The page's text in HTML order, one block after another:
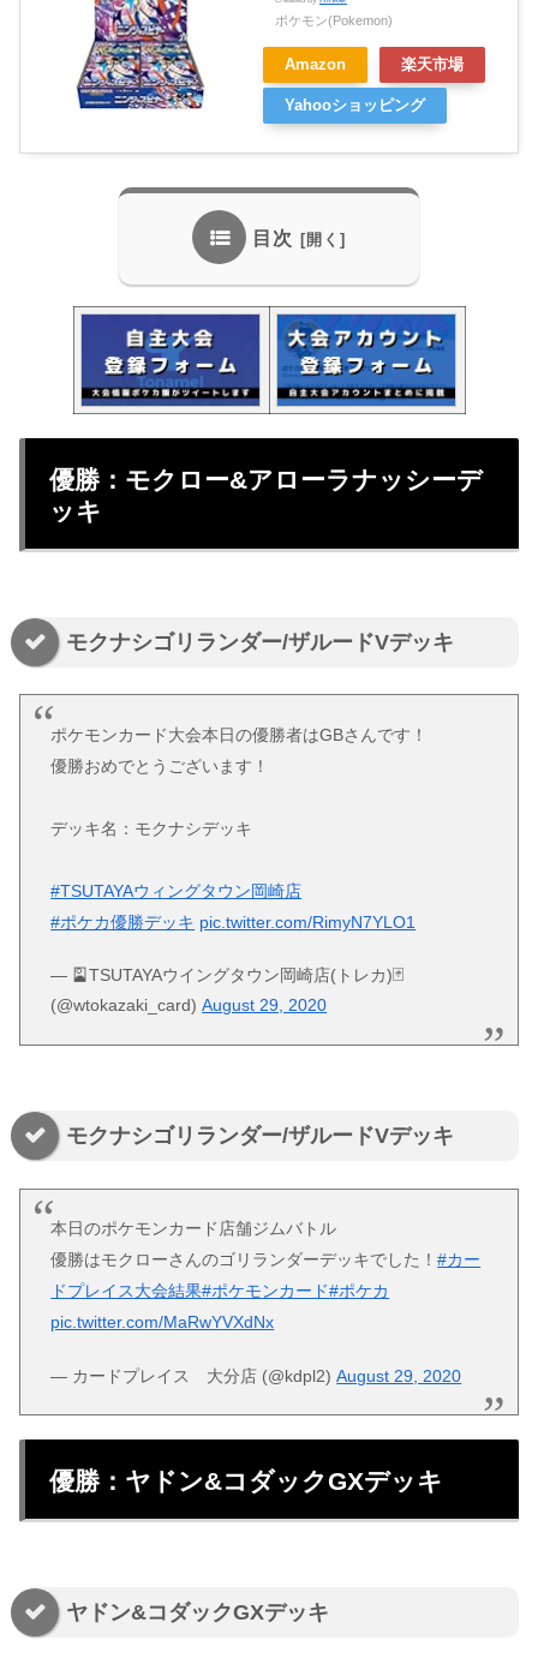
ポケモン(Pokemon)
Amazon 楽天市場
Yahooショッピング
目次
優勝：モクロー&アローラナッシーデ
ッキ
モクナシゴリランダー/ザルードVデッキ
ポケモンカード大会本日の優勝者はGBさんです！
優勝おめでとうございます！
デッキ名：モクナシデッキ
#TSUTAYAウィングタウン岡崎店
#ポケカ優勝デッキ pic.twitter.com/RimyN7YLO1
— 🎴TSUTAYAウイングタウン岡崎店(トレカ)🃏
(@wtokazaki_card)August 29, 2020
モクナシゴリランダー/ザルードVデッキ
本日のポケモンカード店舗ジムバトル
優勝はモクローさんのゴリランダーデッキでした！#カー
ドプレイス大会結果#ポケモンカード#ポケカ
pic.twitter.com/MaRwYVXdNx
— カードプレイス 大分店 (@kdpl2)August 29, 2020
優勝：ヤドン&コダックGXデッキ
ヤドン&コダックGXデッキ